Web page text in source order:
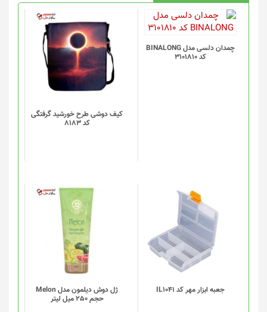
چمدان دلسی مدل BINALONG
کد 3101810
کیف دوشی طرح خورشید گرفتگی
کد 8183
جعبه ابزار مهر کد IL1041
این
محصول
دارای
انواع
مختلفی
می
باشد.
گزینه
ژل دوش دیلمون مدل Melon
حجم 250 میل لیتر